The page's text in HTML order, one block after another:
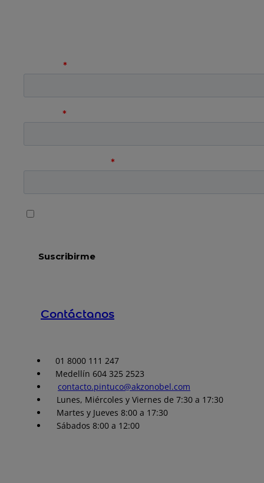
Contáctanos
01 8000 111 247
Medellín 604 325 2523
contacto.pintuco@akzonobel.com
Lunes, Miércoles y Viernes de 7:30 a 17:30
Martes y Jueves 8:00 a 17:30
Sábados 8:00 a 12:00